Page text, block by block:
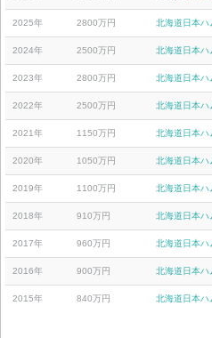
2025年 2800万円 北海道日本ハ
2024年 2500万円 北海道日本ハ
2023年 2800万円 北海道日本ハ
2022年 2500万円 北海道日本ハ
2021年 1150万円 北海道日本ハ
2020年 1050万円 北海道日本ハ
2019年 1100万円 北海道日本ハ
2018年 910万円 北海道日本ハ
2017年 960万円 北海道日本ハ
2016年 900万円 北海道日本ハ
2015年 840万円 北海道日本ハ